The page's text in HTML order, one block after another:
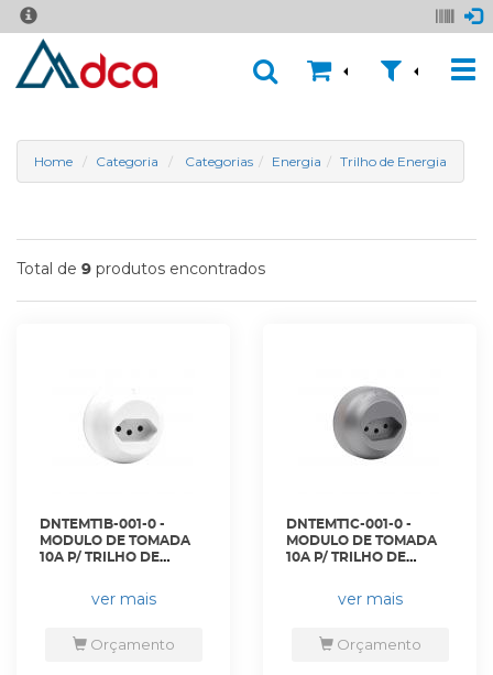
Home Categoria Categorias Energia Trilho de Energia
Total de 9 produtos encontrados
DNTEMT1B-001-0 -
MODULO DE TOMADA
10A P/ TRILHO DE
TEMT10A-BR - D-NET
ver mais
Orçamento
DNTEMT1C-001-0 -
MODULO DE TOMADA
10A P/ TRILHO DE
TEMT10A-CZ - D-NET
ver mais
Orçamento